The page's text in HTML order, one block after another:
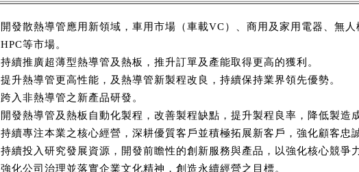
開發散熱導管應用新領域，車用市場（車載VC）、商用及家用電器、無
HPC等市場。
持續推廣超薄型熱導管及熱板，推升訂單及產能取得更高的獲利。
提升熱導管更高性能，及熱導管新製程改良，持續保持業界領先優勢。
跨入非熱導管之新產品研發。
開發熱導管及熱板自動化製程，改善製程缺點，提升製程良率，降低製造
持續專注本業之核心經營，深耕優質客戶並積極拓展新客戶，強化顧客忠
持續投入研究發展資源，開發前瞻性的創新服務與產品，以強化核心競爭力
強化公司治理並落實企業文化精神，創造永續經營之目標。